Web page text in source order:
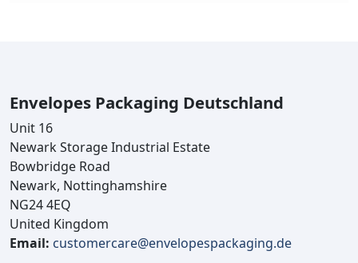
Envelopes Packaging Deutschland
Unit 16
Newark Storage Industrial Estate
Bowbridge Road
Newark, Nottinghamshire
NG24 4EQ
United Kingdom
Email: customercare@envelopespackaging.de